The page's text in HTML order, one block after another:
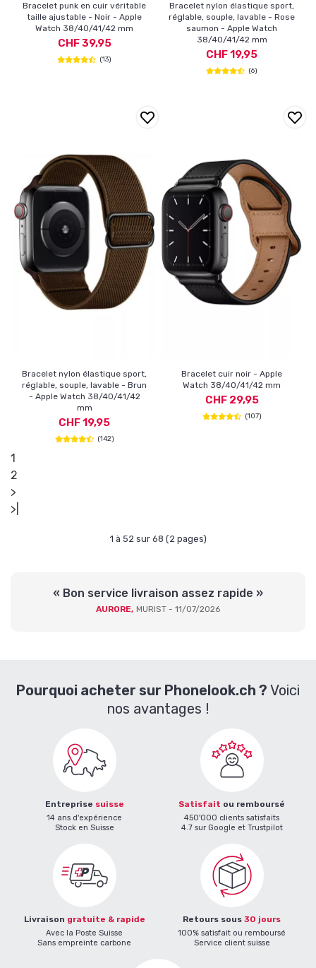
Bracelet punk en cuir véritable
taille ajustable - Noir - Apple
Watch 38/40/41/42 mm
CHF 39,95
(13)
Bracelet nylon élastique sport,
réglable, souple, lavable - Rose
saumon - Apple Watch
38/40/41/42 mm
CHF 19,95
(6)
Bracelet nylon élastique sport,
réglable, souple, lavable - Brun
- Apple Watch 38/40/41/42
mm
CHF 19,95
(142)
Bracelet cuir noir - Apple
Watch 38/40/41/42 mm
CHF 29,95
(107)
1
2
>
>|
1 à 52 sur 68 (2 pages)
« Bon service livraison assez rapide »
AURORE, MURIST - 11/07/2026
Pourquoi acheter sur Phonelook.ch ? Voici
nos avantages !
Entreprise suisse
14 ans d'expérience
Stock en Suisse
Satisfait ou remboursé
450'000 clients satisfaits
4.7 sur Google et Trustpilot
Livraison gratuite & rapide
Avec la Poste Suisse
Sans empreinte carbone
Retours sous 30 jours
100% satisfait ou remboursé
Service client suisse